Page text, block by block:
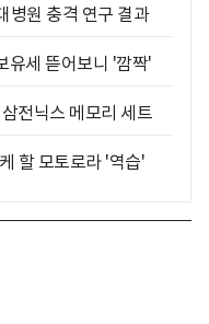
병원 충격 연구 결과
유세 뜯어보니 '깜짝'
전닉스 메모리 세트
할 모토로라 '역습'